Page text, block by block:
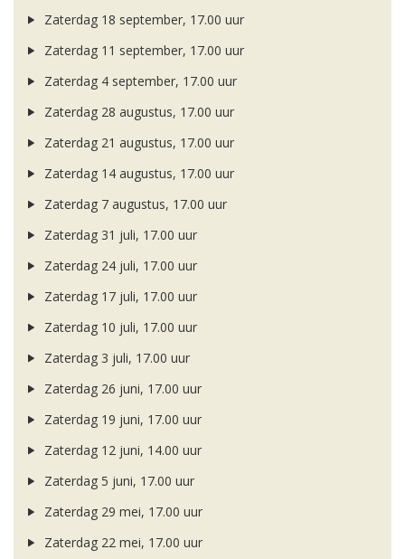
Zaterdag 18 september, 17.00 uur
Zaterdag 11 september, 17.00 uur
Zaterdag 4 september, 17.00 uur
Zaterdag 28 augustus, 17.00 uur
Zaterdag 21 augustus, 17.00 uur
Zaterdag 14 augustus, 17.00 uur
Zaterdag 7 augustus, 17.00 uur
Zaterdag 31 juli, 17.00 uur
Zaterdag 24 juli, 17.00 uur
Zaterdag 17 juli, 17.00 uur
Zaterdag 10 juli, 17.00 uur
Zaterdag 3 juli, 17.00 uur
Zaterdag 26 juni, 17.00 uur
Zaterdag 19 juni, 17.00 uur
Zaterdag 12 juni, 14.00 uur
Zaterdag 5 juni, 17.00 uur
Zaterdag 29 mei, 17.00 uur
Zaterdag 22 mei, 17.00 uur